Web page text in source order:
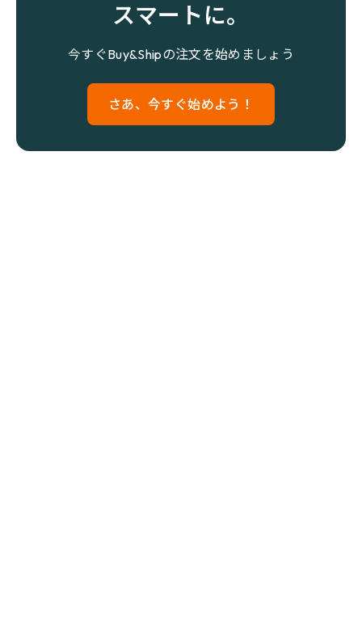
スマートに。
今すぐBuy&Shipの注文を始めましょう
さあ、今すぐ始めよう！